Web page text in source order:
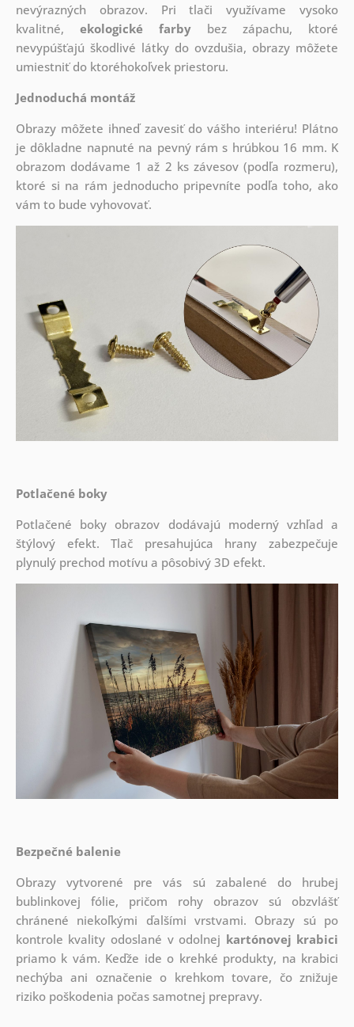
nevýrazných obrazov. Pri tlači využívame vysoko
kvalitné, ekologické farby bez zápachu, ktoré
nevypúšťajú škodlivé látky do ovzdušia, obrazy môžete
umiestniť do ktoréhokoľvek priestoru.
Jednoduchá montáž
Obrazy môžete ihneď zavesiť do vášho interiéru! Plátno
je dôkladne napnuté na pevný rám s hrúbkou 16 mm. K
obrazom dodávame 1 až 2 ks závesov (podľa rozmeru),
ktoré si na rám jednoducho pripevníte podľa toho, ako
vám to bude vyhovovať.
Potlačené boky
Potlačené boky obrazov dodávajú moderný vzhľad a
štýlový efekt. Tlač presahujúca hrany zabezpečuje
plynulý prechod motívu a pôsobivý 3D efekt.
Bezpečné balenie
Obrazy vytvorené pre vás sú zabalené do hrubej
bublinkovej fólie, pričom rohy obrazov sú obzvlášť
chránené niekoľkými ďalšími vrstvami. Obrazy sú po
kontrole kvality odoslané v odolnej kartónovej krabici
priamo k vám. Keďže ide o krehké produkty, na krabici
nechýba ani označenie o krehkom tovare, čo znižuje
riziko poškodenia počas samotnej prepravy.